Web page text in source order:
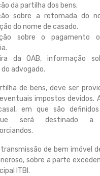
da partilha dos bens.
sobre a retomada do
do nome de casado.
sobre o pagamento
da OAB, informação
advogado.
de bens, deve ser
impostos devidos.
em que são
será destinado
de bem imóvel
sobre a parte
ITBI.